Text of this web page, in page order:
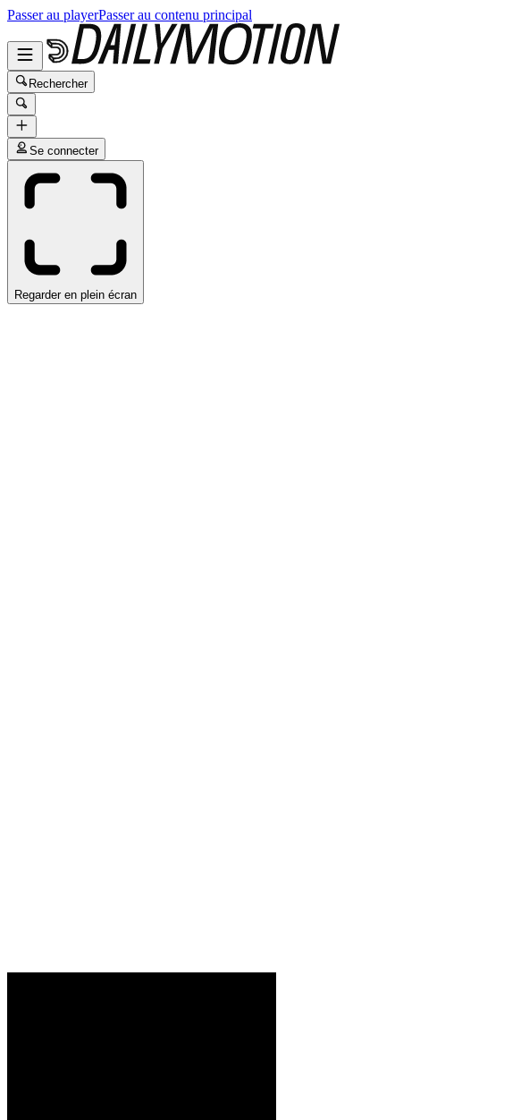
Passer au playerPasser au contenu principal
Rechercher
Se connecter
Regarder en plein écran